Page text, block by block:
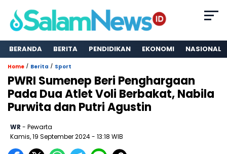
BERANDA BERITA PENDIDIKAN EKONOMI NASIONAL
Home / Berita / Sport
PWRI Sumenep Beri Penghargaan
Pada Dua Atlet Voli Berbakat, Nabila
Purwita dan Putri Agustin
WR - Pewarta
Kamis, 19 September 2024- 13:18 WIB